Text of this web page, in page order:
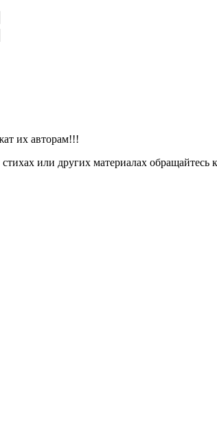
их авторам!!!
или других материалах обращайтесь